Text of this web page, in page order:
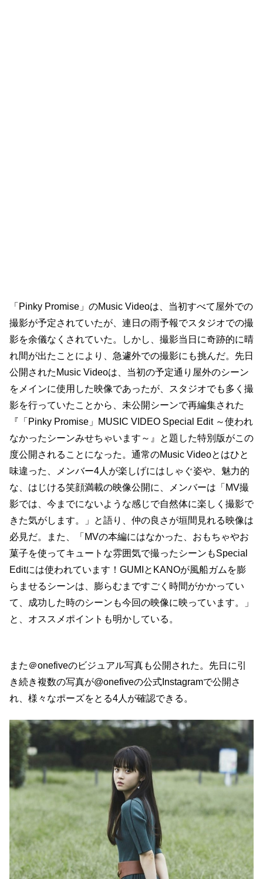
「Pinky Promise」のMusic Videoは、当初すべて屋外での
撮影が予定されていたが、連日の雨予報でスタジオでの撮
影を余儀なくされていた。しかし、撮影当日に奇跡的に晴
れ間が出たことにより、急遽外での撮影にも挑んだ。先日
公開されたMusic Videoは、当初の予定通り屋外のシーン
をメインに使用した映像であったが、スタジオでも多く撮
影を行っていたことから、未公開シーンで再編集された
『「Pinky Promise」MUSIC VIDEO Special Edit ～使われ
なかったシーンみせちゃいます～』と題した特別版がこの
度公開されることになった。通常のMusic Videoとはひと
味違った、メンバー4人が楽しげにはしゃぐ姿や、魅力的
な、はじける笑顔満載の映像公開に、メンバーは「MV撮
影では、今までにないような感じで自然体に楽しく撮影で
きた気がします。」と語り、仲の良さが垣間見れる映像は
必見だ。また、「MVの本編にはなかった、おもちゃやお
菓子を使ってキュートな雰囲気で撮ったシーンもSpecial
Editには使われています！GUMIとKANOが風船ガムを膨
らませるシーンは、膨らむまですごく時間がかかってい
て、成功した時のシーンも今回の映像に映っています。」
と、オススメポイントも明かしている。
また＠onefiveのビジュアル写真も公開された。先日に引
き続き複数の写真が@onefiveの公式Instagramで公開さ
れ、様々なポーズをとる4人が確認できる。